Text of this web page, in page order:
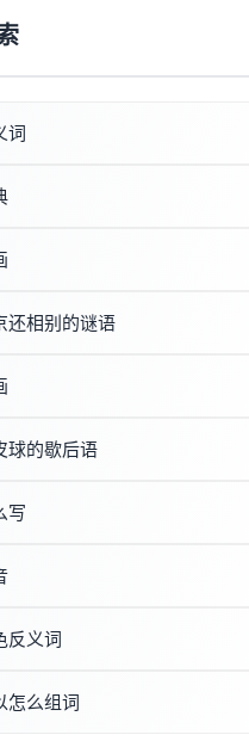
词
还相别的谜语
球的歇后语
写
反义词
怎么组词